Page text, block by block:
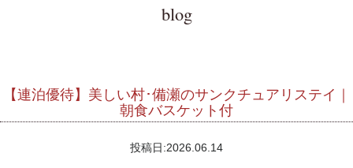
blog
【連泊優待】美しい村･備瀬のサンクチュアリステイ｜
朝食バスケット付
投稿日:2026.06.14